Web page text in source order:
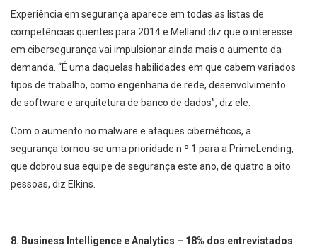
Experiência em segurança aparece em todas as listas de
competências quentes para 2014 e Melland diz que o interesse
em cibersegurança vai impulsionar ainda mais o aumento da
demanda. “É uma daquelas habilidades em que cabem variados
tipos de trabalho, como engenharia de rede, desenvolvimento
de software e arquitetura de banco de dados”, diz ele.
Com o aumento no malware e ataques cibernéticos, a
segurança tornou-se uma prioridade n º 1 para a PrimeLending,
que dobrou sua equipe de segurança este ano, de quatro a oito
pessoas, diz Elkins.
8. Business Intelligence e Analytics – 18% dos entrevistados